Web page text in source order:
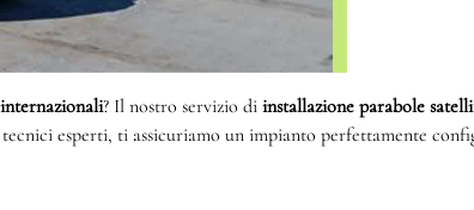
? Il nostro servizio di installazione parabole
esperti, ti assicuriamo un impianto perfettamente